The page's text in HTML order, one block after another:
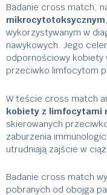
Badanie cross match,
mikrocytotoksycznym
wykorzystywanym w
nawykowych. Jego
odpornościowy kobiety
przeciwko limfocytom
W teście cross match
kobiety z limfocytami
skierowanych
zaburzenia
utrudniają zajście w
Badanie cross match
pobranych od obojga